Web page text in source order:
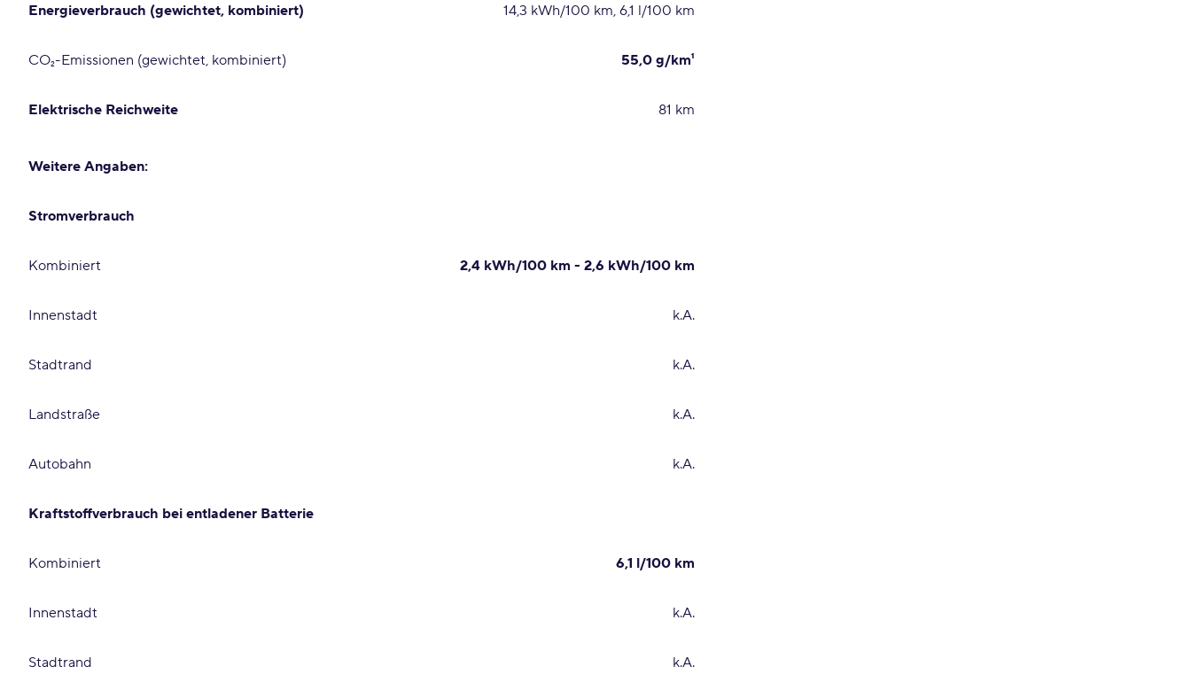
Energieverbrauch (gewichtet, kombiniert) 14,3 kWh/100 km, 6,1 l/100 km
CO₂-Emissionen (gewichtet, kombiniert) 55,0 g/km¹
Elektrische Reichweite 81 km
Weitere Angaben:
Stromverbrauch
Kombiniert 2,4 kWh/100 km - 2,6 kWh/100 km
Innenstadt k.A.
Stadtrand k.A.
Landstraße k.A.
Autobahn k.A.
Kraftstoffverbrauch bei entladener Batterie
Kombiniert 6,1 l/100 km
Innenstadt k.A.
Stadtrand k.A.